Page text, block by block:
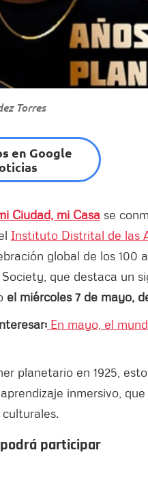
Torres
en Google
Ciudad, mi Casa se
Instituto Distrital de las
global de los 100
que destaca un
el miércoles 7 de mayo,
En mayo, el
planetario en 1925,
inmersivo,
participar